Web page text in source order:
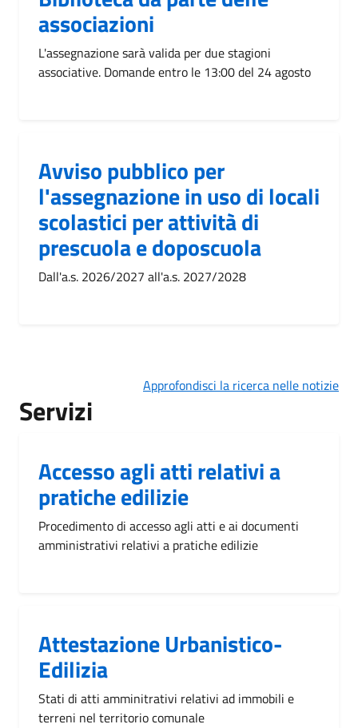
associazioni
L'assegnazione sarà valida per due stagioni
associative. Domande entro le 13:00 del 24 agosto
Avviso pubblico per
l'assegnazione in uso di locali
scolastici per attività di
prescuola e doposcuola
Dall'a.s. 2026/2027 all'a.s. 2027/2028
Approfondisci la ricerca nelle notizie
Servizi
Accesso agli atti relativi a
pratiche edilizie
Procedimento di accesso agli atti e ai documenti
amministrativi relativi a pratiche edilizie
Attestazione Urbanistico-
Edilizia
Stati di atti amminitrativi relativi ad immobili e
terreni nel territorio comunale